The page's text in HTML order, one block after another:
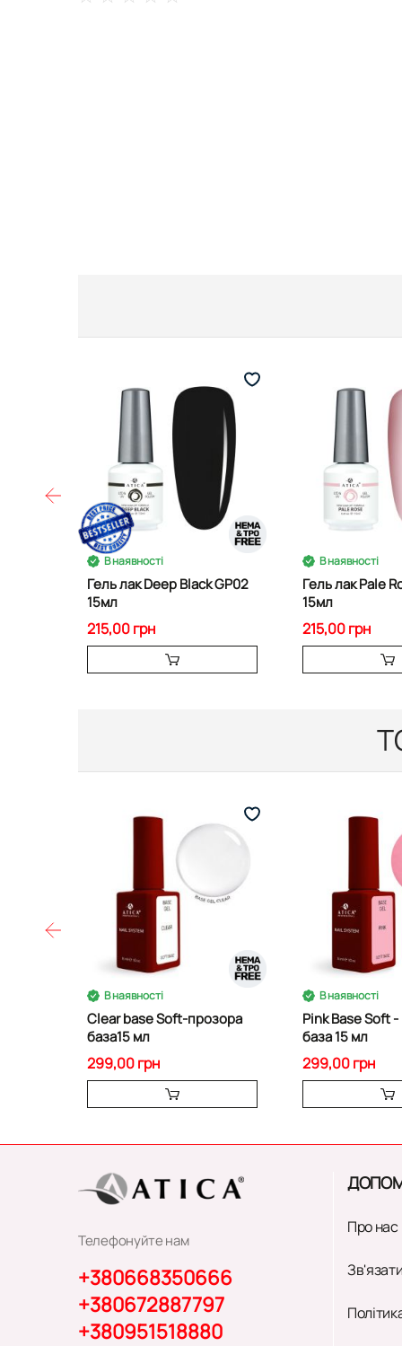
В наявності
Гель лак Deep Black GP02
15мл
215,00 грн
В наявності
Гель лак Pale
15мл
215,00 грн
В наявності
Clear base Soft-прозора
база15 мл
299,00 грн
В наявності
Pink Base Soft
база 15 мл
299,00 грн
Телефонуйте нам
+380668350666
+380672887797
+380951518880
Про нас